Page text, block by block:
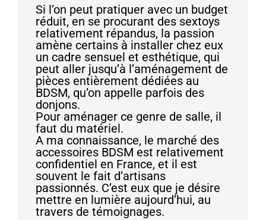
Si l’on peut pratiquer avec un budget
réduit, en se procurant des sextoys
relativement répandus, la passion
amène certains à installer chez eux
un cadre sensuel et esthétique, qui
peut aller jusqu’à l’aménagement de
pièces entièrement dédiées au
BDSM, qu’on appelle parfois des
donjons.
Pour aménager ce genre de salle, il
faut du matériel.
A ma connaissance, le marché des
accessoires BDSM est relativement
confidentiel en France, et il est
souvent le fait d’artisans
passionnés. C’est eux que je désire
mettre en lumière aujourd’hui, au
travers de témoignages.